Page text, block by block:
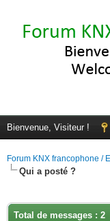
Bienvenue, Visiteur !
Forum KNX francophone /
Qui a posté ?
Total de messages : 2